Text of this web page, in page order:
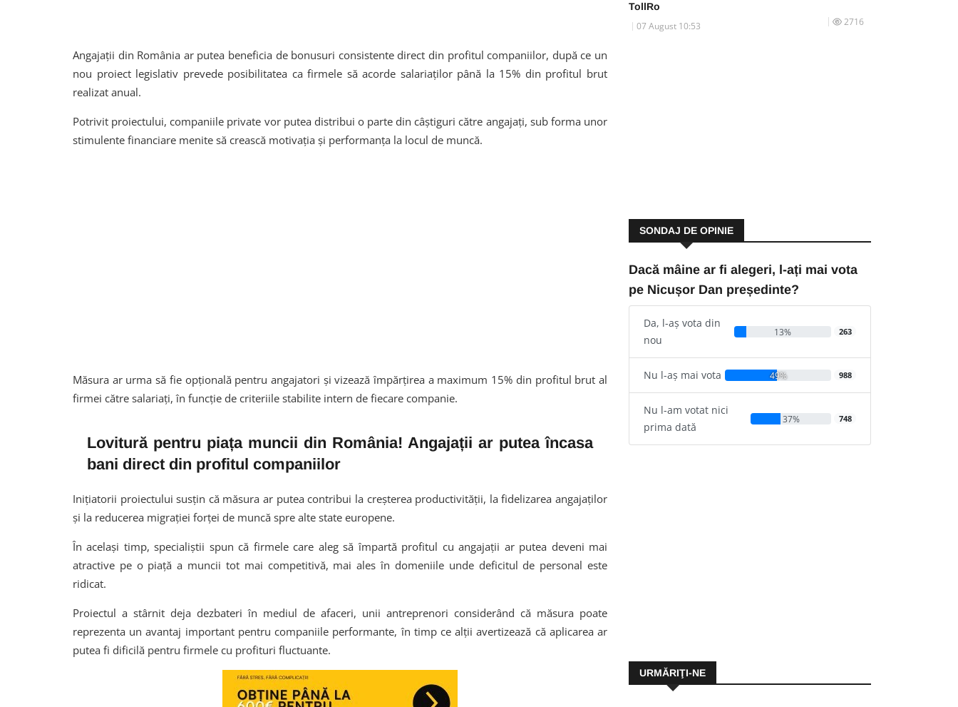
Angajații din România ar putea beneficia de bonusuri consistente direct din profitul companiilor, după ce un
nou proiect legislativ prevede posibilitatea ca firmele să acorde salariaților până la 15% din profitul brut
realizat anual.
Potrivit proiectului, companiile private vor putea distribui o parte din câștiguri către angajați, sub forma unor
stimulente financiare menite să crească motivația și performanța la locul de muncă.
Măsura ar urma să fie opțională pentru angajatori și vizează împărțirea a maximum 15% din profitul brut al
firmei către salariați, în funcție de criteriile stabilite intern de fiecare companie.
Lovitură pentru piața muncii din România! Angajații ar putea încasa
bani direct din profitul companiilor
Inițiatorii proiectului susțin că măsura ar putea contribui la creșterea productivității, la fidelizarea angajaților
și la reducerea migrației forței de muncă spre alte state europene.
În același timp, specialiștii spun că firmele care aleg să împartă profitul cu angajații ar putea deveni mai
atractive pe o piață a muncii tot mai competitivă, mai ales în domeniile unde deficitul de personal este
ridicat.
Proiectul a stârnit deja dezbateri în mediul de afaceri, unii antreprenori considerând că măsura poate
reprezenta un avantaj important pentru companiile performante, în timp ce alții avertizează că aplicarea ar
putea fi dificilă pentru firmele cu profituri fluctuante.
TollRo
07 August 10:53 2716
SONDAJ DE OPINIE
Dacă mâine ar fi alegeri, l-ați mai vota
pe Nicușor Dan președinte?
Da, l-aș vota din
nou
13% 263
Nu l-aș mai vota 49% 988
Nu l-am votat nici
prima dată
37% 748
URMĂRIŢI-NE